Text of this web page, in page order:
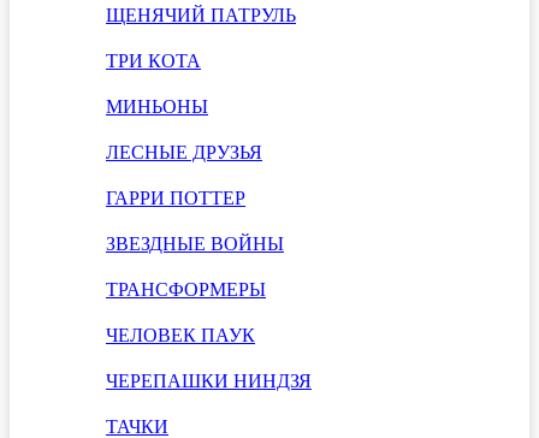
ЩЕНЯЧИЙ ПАТРУЛЬ
ТРИ КОТА
МИНЬОНЫ
ЛЕСНЫЕ ДРУЗЬЯ
ГАРРИ ПОТТЕР
ЗВЕЗДНЫЕ ВОЙНЫ
ТРАНСФОРМЕРЫ
ЧЕЛОВЕК ПАУК
ЧЕРЕПАШКИ НИНДЗЯ
ТАЧКИ